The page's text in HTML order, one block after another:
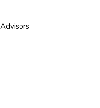
Advisors